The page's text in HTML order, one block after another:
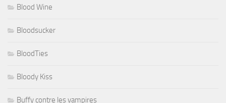
Blood Wine
Bloodsucker
BloodTies
Bloody Kiss
Buffy contre les vampires